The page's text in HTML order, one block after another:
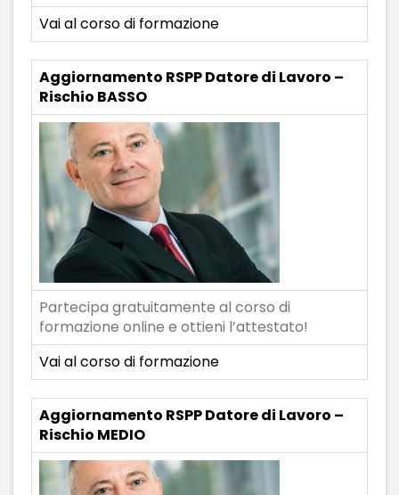
Vai al corso di formazione
Aggiornamento RSPP Datore di Lavoro –
Rischio BASSO
Partecipa gratuitamente al corso di
formazione online e ottieni l’attestato!
Vai al corso di formazione
Aggiornamento RSPP Datore di Lavoro –
Rischio MEDIO